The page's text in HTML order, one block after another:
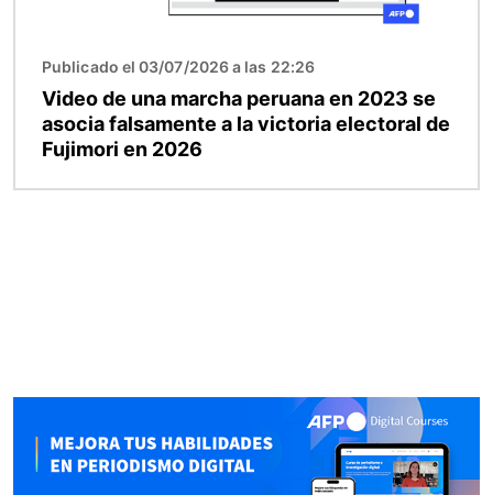
Publicado el 03/07/2026 a las 22:26
Video de una marcha peruana en 2023 se
asocia falsamente a la victoria electoral de
Fujimori en 2026